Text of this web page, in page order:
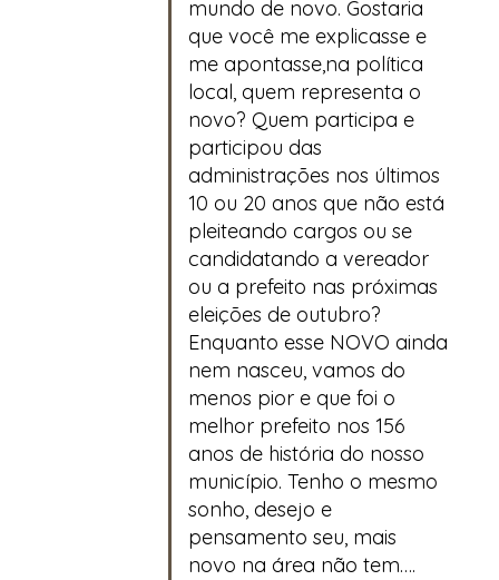
mundo de novo. Gostaria
que você me explicasse e
me apontasse,na política
local, quem representa o
novo? Quem participa e
participou das
administrações nos últimos
10 ou 20 anos que não está
pleiteando cargos ou se
candidatando a vereador
ou a prefeito nas próximas
eleições de outubro?
Enquanto esse NOVO ainda
nem nasceu, vamos do
menos pior e que foi o
melhor prefeito nos 156
anos de história do nosso
município. Tenho o mesmo
sonho, desejo e
pensamento seu, mais
novo na área não tem….